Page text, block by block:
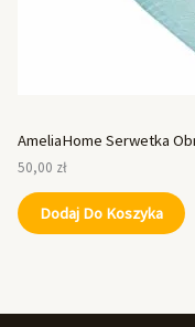
AmeliaHome Serwetka
50,00 zł
Dodaj Do Koszyka